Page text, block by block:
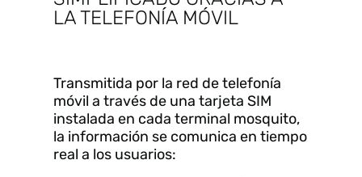
LA TELEFONÍA MÓVIL
Transmitida por la red de telefonía
móvil a través de una tarjeta SIM
instalada en cada terminal mosquito,
la información se comunica en tiempo
real a los usuarios: